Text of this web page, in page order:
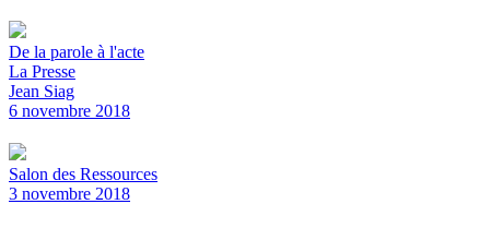
De la parole à l'acte
La Presse
Jean Siag
6 novembre 2018
Salon des Ressources
3 novembre 2018